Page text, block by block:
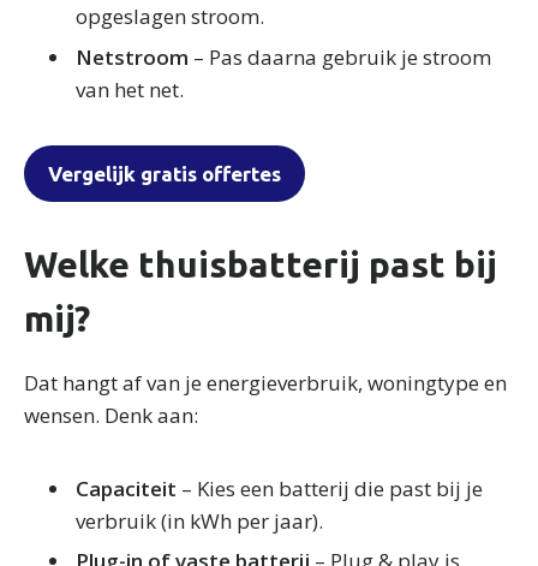
opgeslagen stroom.
Netstroom – Pas daarna gebruik je stroom
van het net.
Vergelijk gratis offertes
Welke thuisbatterij past bij
mij?
Dat hangt af van je energieverbruik, woningtype en
wensen. Denk aan:
Capaciteit – Kies een batterij die past bij je
verbruik (in kWh per jaar).